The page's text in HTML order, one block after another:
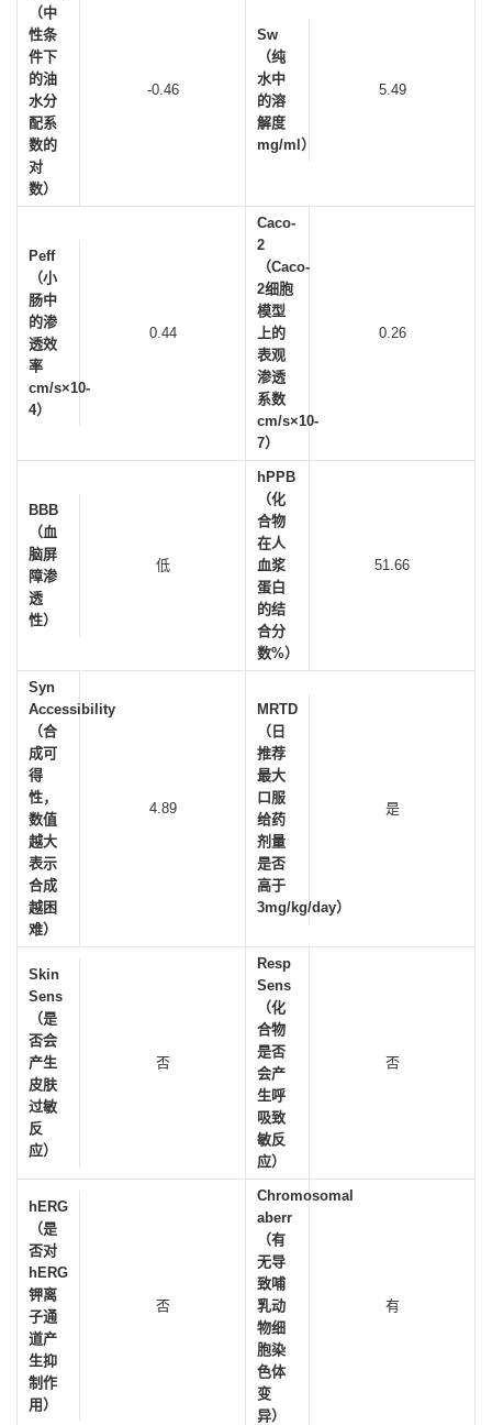
（中
性条
件下
的油
水分
配系
数的
对
数）
-0.46
Sw
（纯
水中
的溶
解度
mg/ml）
5.49
Peff
（小
肠中
的渗
透效
率
cm/s×10-
4）
0.44
Caco-
2
（Caco-
2细胞
模型
上的
表观
渗透
系数
cm/s×10-
7）
0.26
BBB
（血
脑屏
障渗
透
性）
低
hPPB
（化
合物
在人
血浆
蛋白
的结
合分
数%）
51.66
Syn
Accessibility
（合
成可
得
性，
数值
越大
表示
合成
越困
难）
4.89
MRTD
（日
推荐
最大
口服
给药
剂量
是否
高于
3mg/kg/day）
是
Skin
Sens
（是
否会
产生
皮肤
过敏
反
应）
否
Resp
Sens
（化
合物
是否
会产
生呼
吸致
敏反
应）
否
hERG
（是
否对
hERG
钾离
子通
道产
生抑
制作
用）
否
Chromosomal
aberr
（有
无导
致哺
乳动
物细
胞染
色体
变
异）
有